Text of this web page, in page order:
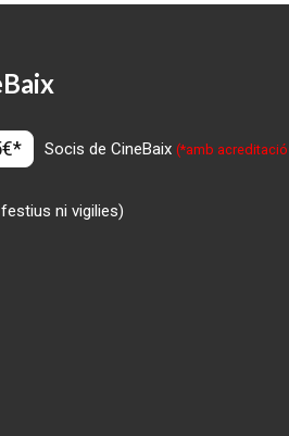
Socis de CineBaix(*amb
ni vigilies)